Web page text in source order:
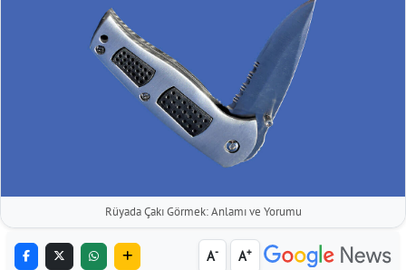
Rüyada Çakı Görmek: Anlamı ve Yorumu
A- A+